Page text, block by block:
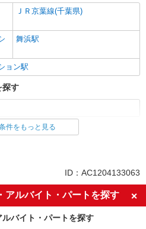
ＪＲ京葉線(千葉県)
舞浜駅
ョン駅
探す
人を探す
即日勤務OK
友達と応募OK
未経験歓迎
件をもっと見る
ID：AC1204133063
アルバイト・パートを探す
バイト・パートを探す